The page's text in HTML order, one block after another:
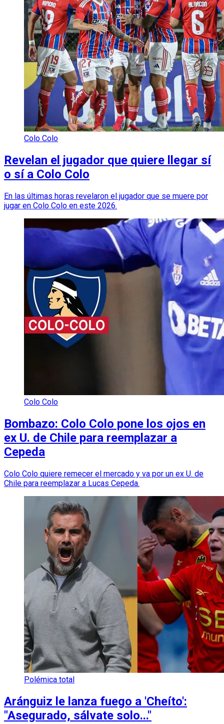
Colo Colo
Revelan el jugador que quiere llegar sí
o sí a Colo Colo
En las últimas horas revelaron el jugador que se muere por
jugar en Colo Colo en este 2026.
Colo Colo
Bombazo: Colo Colo pone los ojos en
ex U. de Chile para reemplazar a
Cepeda
Colo Colo quiere remecer el mercado y va por un ex U. de
Chile para reemplazar a Lucas Cepeda.
Polémica total
Aránguiz le lanza fuego a 'Cheíto':
"Asegurado, sálvate solo..."